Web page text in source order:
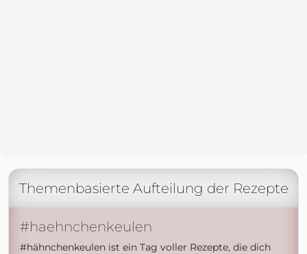
Themenbasierte Aufteilung der Rezepte
#haehnchenkeulen
#hähnchenkeulen ist ein Tag voller Rezepte, die dich